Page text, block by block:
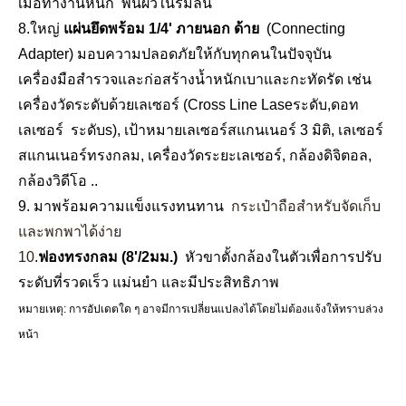
เมื่อทำงานหนัก พื้นผิวในร่มลื่น
8.ใหญ่ แผ่นยึดพร้อม 1/4' ภายนอก ด้าย (Connecting
Adapter) มอบความปลอดภัยให้กับทุกคนในปัจจุบัน
เครื่องมือสำรวจและก่อสร้างน้ำหนักเบาและกะทัดรัด เช่น
เครื่องวัดระดับด้วยเลเซอร์ (Cross Line Laseระดับ,ดอท
เลเซอร์ ระดับs), เป้าหมายเลเซอร์สแกนเนอร์ 3 มิติ, เลเซอร์
สแกนเนอร์ทรงกลม, เครื่องวัดระยะเลเซอร์, กล้องดิจิตอล,
กล้องวิดีโอ ..
9. มาพร้อมความแข็งแรงทนทาน กระเป๋าถือสำหรับจัดเก็บ
และพกพาได้ง่าย
10.ฟองทรงกลม (8'/2มม.) หัวขาตั้งกล้องในตัวเพื่อการปรับ
ระดับที่รวดเร็ว แม่นยำ และมีประสิทธิภาพ
หมายเหตุ: การอัปเดตใด ๆ อาจมีการเปลี่ยนแปลงได้โดยไม่ต้องแจ้งให้ทราบล่วง
หน้า